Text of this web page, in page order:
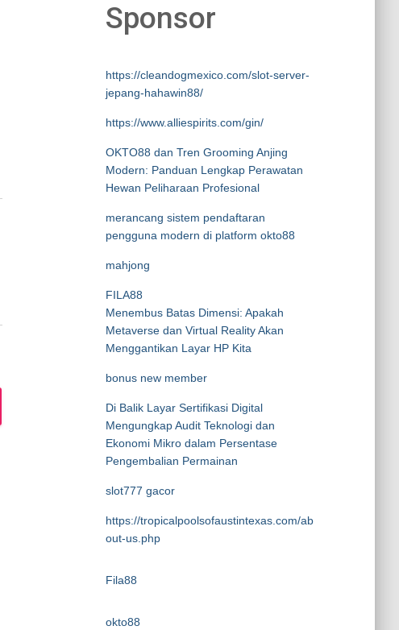
Sponsor
https://cleandogmexico.com/slot-server-
jepang-hahawin88/
https://www.alliespirits.com/gin/
OKTO88 dan Tren Grooming Anjing
Modern: Panduan Lengkap Perawatan
Hewan Peliharaan Profesional
merancang sistem pendaftaran
pengguna modern di platform okto88
mahjong
FILA88
Menembus Batas Dimensi: Apakah
Metaverse dan Virtual Reality Akan
Menggantikan Layar HP Kita
bonus new member
Di Balik Layar Sertifikasi Digital
Mengungkap Audit Teknologi dan
Ekonomi Mikro dalam Persentase
Pengembalian Permainan
slot777 gacor
https://tropicalpoolsofaustintexas.com/ab
out-us.php
Fila88
okto88